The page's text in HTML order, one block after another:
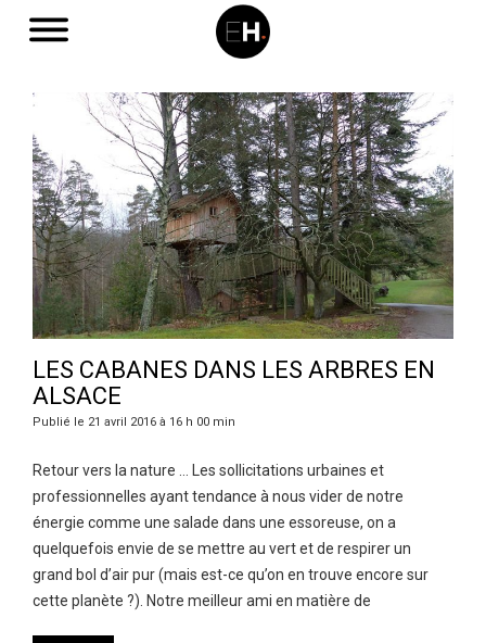
LES CABANES DANS LES ARBRES EN
ALSACE
Publié le 21 avril 2016 à 16 h 00 min
Retour vers la nature … Les sollicitations urbaines et
professionnelles ayant tendance à nous vider de notre
énergie comme une salade dans une essoreuse, on a
quelquefois envie de se mettre au vert et de respirer un
grand bol d’air pur (mais est-ce qu’on en trouve encore sur
cette planète ?). Notre meilleur ami en matière de